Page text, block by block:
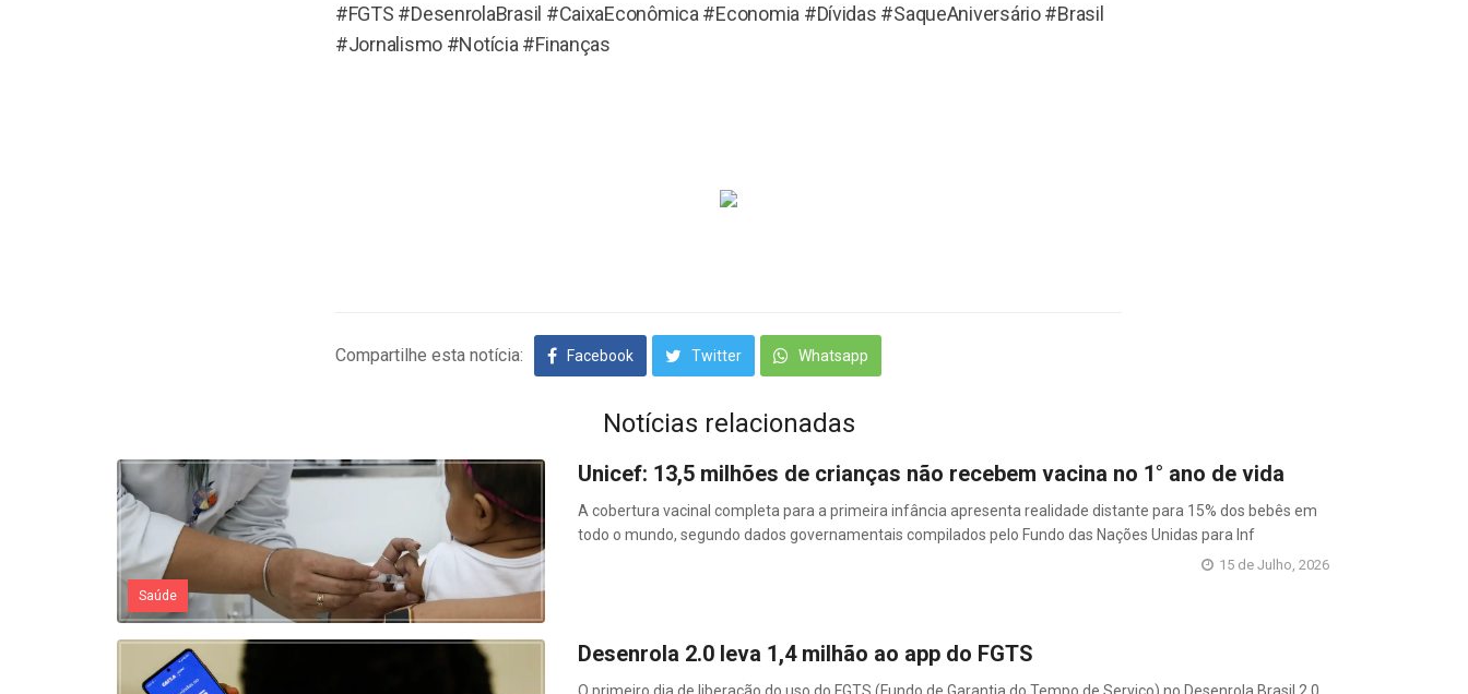
#FGTS #DesenrolaBrasil #CaixaEconômica #Economia #Dívidas #SaqueAniversário #Brasil
#Jornalismo #Notícia #Finanças
Compartilhe esta notícia: Facebook Twitter Whatsapp
Notícias relacionadas
Saúde
Unicef: 13,5 milhões de crianças não recebem vacina no 1° ano de vida
A cobertura vacinal completa para a primeira infância apresenta realidade distante para 15% dos bebês em
todo o mundo, segundo dados governamentais compilados pelo Fundo das Nações Unidas para Inf
15 de Julho, 2026
Desenrola 2.0 leva 1,4 milhão ao app do FGTS
O primeiro dia de liberação do uso do FGTS (Fundo de Garantia do Tempo de Serviço) no Desenrola Brasil 2.0